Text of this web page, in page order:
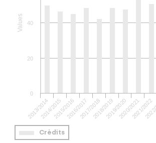
Values
Crèdits
2013/20142014/20152015/20162016/20172017/20182018/20192019/20202020/20212021/2022
0
20
40